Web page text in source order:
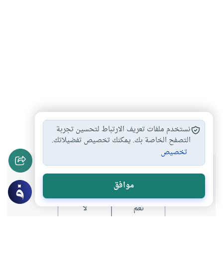
الأسرة التربية
هل انتفعت بهذا المحتوى؟
نعم لا
نستخدم ملفات تعريف الارتباط لتحسين تجربة
التصفح الخاصة بك. يمكنك تخصيص تفضيلاتك.
تخصيص
موافق